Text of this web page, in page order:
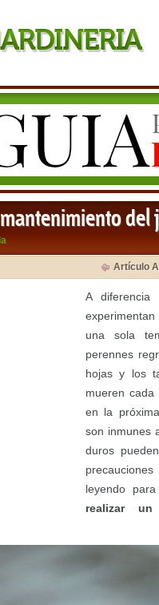
Artículo
A
una sola
perennes
hojas y los
mueren
en la
son inmunes
duros
leyendo
realizar